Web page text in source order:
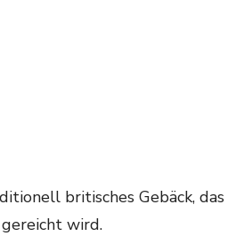
britisches Gebäck, das
wird.